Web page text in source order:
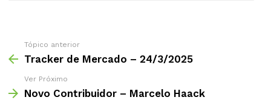
Tópico anterior
Tracker de Mercado – 24/3/2025
Ver Próximo
Novo Contribuidor – Marcelo Haack